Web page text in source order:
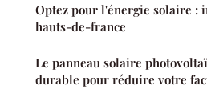
Optez pour l'énergie solaire :
hauts-de-france
Le panneau solaire
durable pour réduire votre